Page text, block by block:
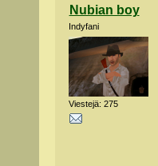
Nubian boy
Indyfani
Viestejä: 275